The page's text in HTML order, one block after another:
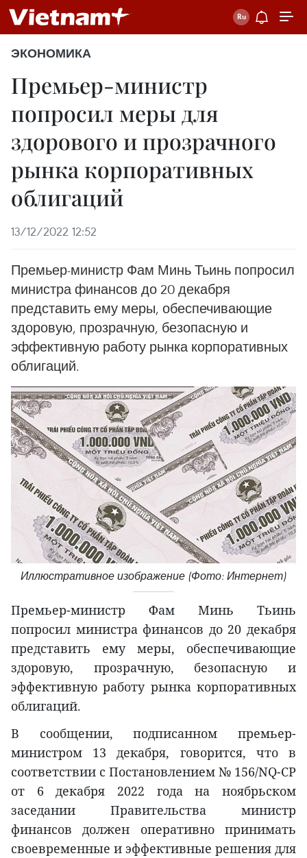
ЭКОНОМИКА
Премьер-министр
попросил меры для
здорового и прозрачного
рынка корпоративных
облигаций
13/12/2022 12:52
Премьер-министр Фам Минь Тьинь попросил
министра финансов до 20 декабря
представить ему меры, обеспечивающие
здоровую, прозрачную, безопасную и
эффективную работу рынка корпоративных
облигаций.
Иллюстративное изображение (Фото: Интернет)
Премьер-министр Фам Минь Тьинь
попросил министра финансов до 20 декабря
представить ему меры, обеспечивающие
здоровую, прозрачную, безопасную и
эффективную работу рынка корпоративных
облигаций.
В сообщении, подписанном премьер-
министром 13 декабря, говорится, что в
соответствии с Постановлением № 156/NQ-CP
от 6 декабря 2022 года на ноябрьском
заседании Правительства министр
финансов должен оперативно принимать
своевременные и эффективные решения для